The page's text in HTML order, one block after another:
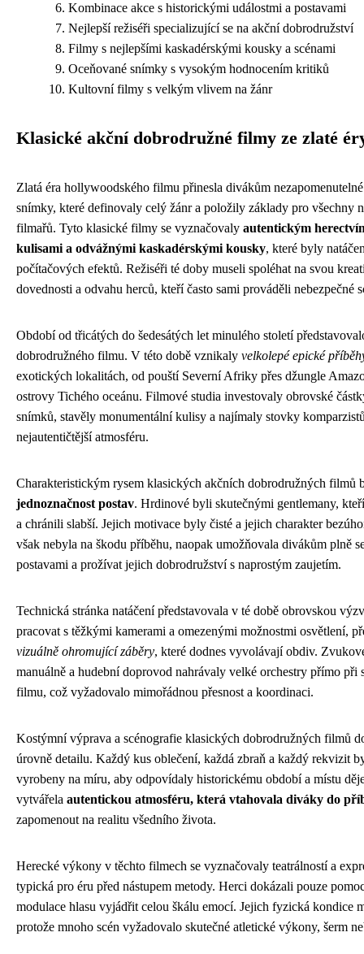
Kombinace akce s historickými událostmi a postavami
Nejlepší režiséři specializující se na akční dobrodružství
Filmy s nejlepšími kaskadérskými kousky a scénami
Oceňované snímky s vysokým hodnocením kritiků
Kultovní filmy s velkým vlivem na žánr
Klasické akční dobrodružné filmy ze zlaté
Zlatá éra hollywoodského filmu přinesla divákům
snímky, které definovaly celý žánr a položily základy pro všechny
filmařů. Tyto klasické filmy se vyznačovaly autentickým
kulisami a odvážnými kaskadérskými kousky, které byly
počítačových efektů. Režiséři té doby museli spoléhat na svou
dovednosti a odvahu herců, kteří často sami prováděli nebezpečné
Období od třicátých do šedesátých let minulého století
dobrodružného filmu. V této době vznikaly velkolepé epické
exotických lokalitách, od pouští Severní Afriky přes džungle
ostrovy Tichého oceánu. Filmové studia investovaly obrovské
snímků, stavěly monumentální kulisy a najímaly stovky
nejautentičtější atmosféru.
Charakteristickým rysem klasických akčních dobrodružných filmů
jednoznačnost postav. Hrdinové byli skutečnými gentlemany,
a chránili slabší. Jejich motivace byly čisté a jejich charakter
však nebyla na škodu příběhu, naopak umožňovala divákům plně
postavami a prožívat jejich dobrodružství s naprostým zaujetím.
Technická stránka natáčení představovala v té době obrovskou
pracovat s těžkými kamerami a omezenými možnostmi osvětlení,
vizuálně ohromující záběry, které dodnes vyvolávají obdiv.
manuálně a hudební doprovod nahrávaly velké orchestry přímo při
filmu, což vyžadovalo mimořádnou přesnost a koordinaci.
Kostýmní výprava a scénografie klasických dobrodružných filmů
úrovně detailu. Každý kus oblečení, každá zbraň a každý rekvizit
vyrobeny na míru, aby odpovídaly historickému období a místu
vytvářela autentickou atmosféru, která vtahovala diváky do
zapomenout na realitu všedního života.
Herecké výkony v těchto filmech se vyznačovaly teatrálností a
typická pro éru před nástupem metody. Herci dokázali pouze
modulace hlasu vyjádřit celou škálu emocí. Jejich fyzická kondice
protože mnoho scén vyžadovalo skutečné atletické výkony, šerm